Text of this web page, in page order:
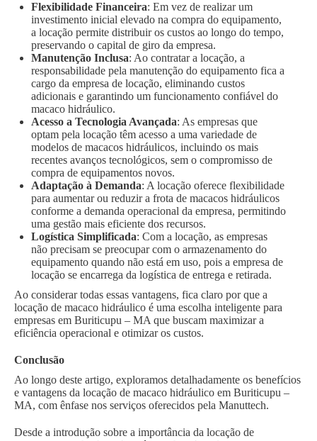
Flexibilidade Financeira: Em vez de realizar um
investimento inicial elevado na compra do equipamento,
a locação permite distribuir os custos ao longo do tempo,
preservando o capital de giro da empresa.
Manutenção Inclusa: Ao contratar a locação, a
responsabilidade pela manutenção do equipamento fica a
cargo da empresa de locação, eliminando custos
adicionais e garantindo um funcionamento confiável do
macaco hidráulico.
Acesso a Tecnologia Avançada: As empresas que
optam pela locação têm acesso a uma variedade de
modelos de macacos hidráulicos, incluindo os mais
recentes avanços tecnológicos, sem o compromisso de
compra de equipamentos novos.
Adaptação à Demanda: A locação oferece flexibilidade
para aumentar ou reduzir a frota de macacos hidráulicos
conforme a demanda operacional da empresa, permitindo
uma gestão mais eficiente dos recursos.
Logística Simplificada: Com a locação, as empresas
não precisam se preocupar com o armazenamento do
equipamento quando não está em uso, pois a empresa de
locação se encarrega da logística de entrega e retirada.
Ao considerar todas essas vantagens, fica claro por que a
locação de macaco hidráulico é uma escolha inteligente para
empresas em Buriticupu – MA que buscam maximizar a
eficiência operacional e otimizar os custos.
Conclusão
Ao longo deste artigo, exploramos detalhadamente os benefícios
e vantagens da locação de macaco hidráulico em Buriticupu –
MA, com ênfase nos serviços oferecidos pela Manuttech.
Desde a introdução sobre a importância da locação de